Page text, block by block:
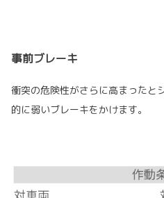
事前ブレーキ
衝突の危険性がさらに高まったと
的に弱いブレーキをかけます。